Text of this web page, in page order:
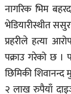
नागरिक भिम
भेडियारीस्थीत
प्रहरीले हत्या
पक्राउ गरेको छ ।
छिमिकी
२ लाख रुपैयाँ